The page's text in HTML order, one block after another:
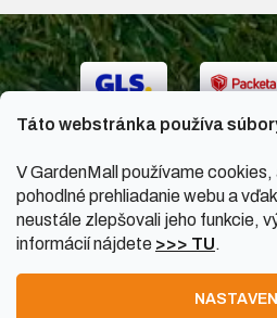
Táto webstránka používa
V GardenMall používame cookies,
pohodlné prehliadanie webu a
neustále zlepšovali jeho funkcie,
informácií nájdete >>> TU.